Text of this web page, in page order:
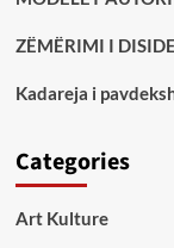
ZËMËRIMI I
Kadareja i
Categories
Art Kulture